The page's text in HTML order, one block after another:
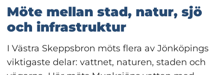
Möte mellan stad, natur, sjö
och infrastruktur
I Västra Skeppsbron möts flera av Jönköpings
viktigaste delar: vattnet, naturen, staden och